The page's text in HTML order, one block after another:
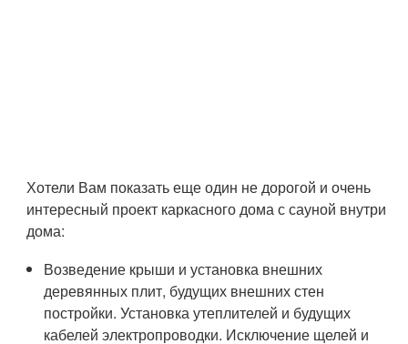
Хотели Вам показать еще один не дорогой и очень
интересный проект каркасного дома с сауной внутри
дома:
Возведение крыши и установка внешних
деревянных плит, будущих внешних стен
постройки. Установка утеплителей и будущих
кабелей электропроводки. Исключение щелей и